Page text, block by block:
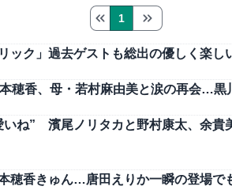
1
ック」過去ゲストも総出の優しく楽し
穂香、母・若村麻由美と涙の再会…
いね” 濱尾ノリタカと野村康太、余貴
穂香きゅん…唐田えりか一瞬の登場で